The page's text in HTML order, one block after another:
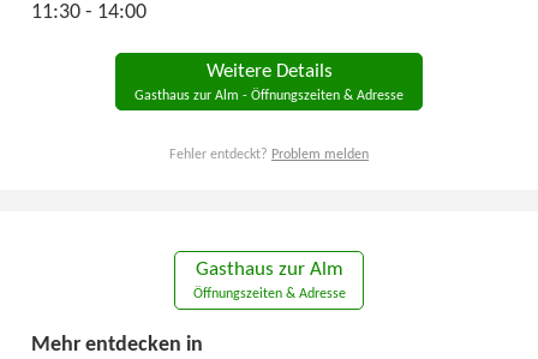
11:30 - 14:00
Weitere Details
Gasthaus zur Alm - Öffnungszeiten & Adresse
Fehler entdeckt? Problem melden
Gasthaus zur Alm
Öffnungszeiten & Adresse
Mehr entdecken in